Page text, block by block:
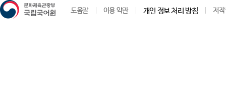
도움말 이용 약관 개인 정보 처리 방침 저